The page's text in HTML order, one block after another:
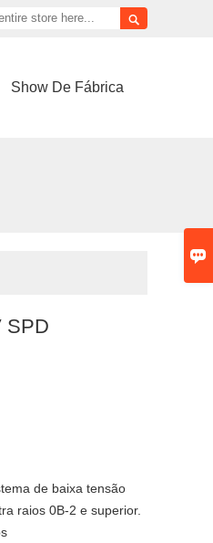


Show De Fábrica
SPD
de baixa tensão
raios 0B-2 e superior.